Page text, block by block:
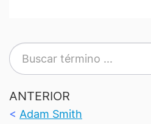
ANTERIOR
< Adam Smith